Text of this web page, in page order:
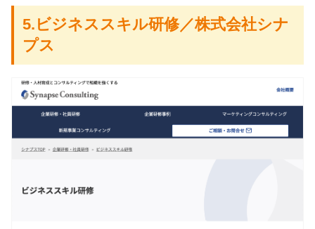
5.ビジネススキル研修／株式会社シナ
プス